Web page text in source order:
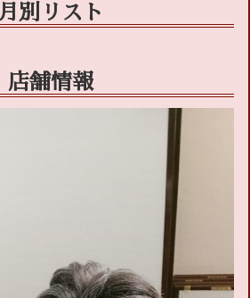
月別リスト
店舗情報